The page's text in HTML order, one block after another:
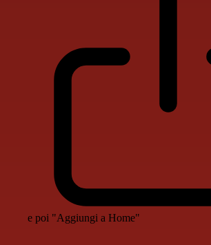
e poi "Aggiungi a Home"